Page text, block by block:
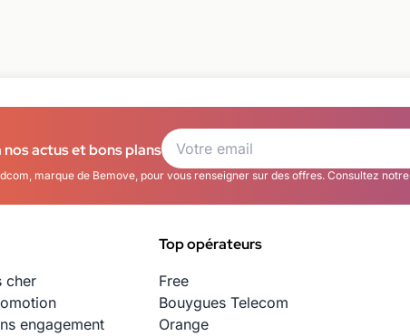
actus et bons plans
marque de Bemove, pour vous renseigner sur des offres. Consultez notre
cher
engagement
Top opérateurs
Free
Bouygues Telecom
Orange